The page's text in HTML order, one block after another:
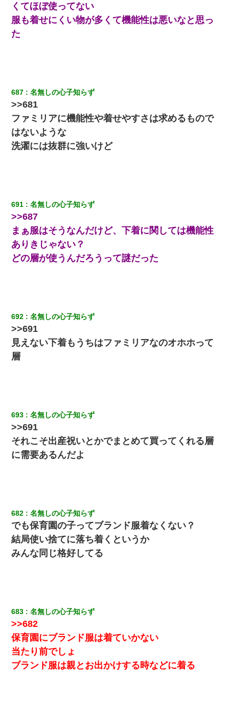
彼女(美人女医)にネックレスをプレゼント。「こんな安物を渡すく
らいなら、渡さないほうがマシだからね」→ ６０万したと話した
ら・・・
んでもない仕事に就いていた
友人とふたりで山口に旅行した時の事。レンタカーを借りて山の
中の道を走っていたら、突然ガガッ！って音がして…
童貞俺、宅飲みした女友達2人を家に泊めた結果ｗｗｗｗｗｗ
くてほぼ使ってない
服も着せにくい物が多くて機能性は悪いなと思っ
た
687 名無しの心子知らず
>>681
ファミリアに機能性や着せやすさは求めるもので
はないような
洗濯には抜群に強いけど
691 名無しの心子知らず
>>687
まぁ服はそうなんだけど、下着に関しては機能性
ありきじゃない？
どの層が使うんだろうって謎だった
692 名無しの心子知らず
>>691
見えない下着もうちはファミリアなのオホホって
層
693 名無しの心子知らず
>>691
それこそ出産祝いとかでまとめて買ってくれる層
に需要あるんだよ
682 名無しの心子知らず
でも保育園の子ってブランド服着なくない？
結局使い捨てに落ち着くというか
みんな同じ格好してる
683 名無しの心子知らず
>>682
保育園にブランド服は着ていかない
当たり前でしょ
ブランド服は親とお出かけする時などに着る